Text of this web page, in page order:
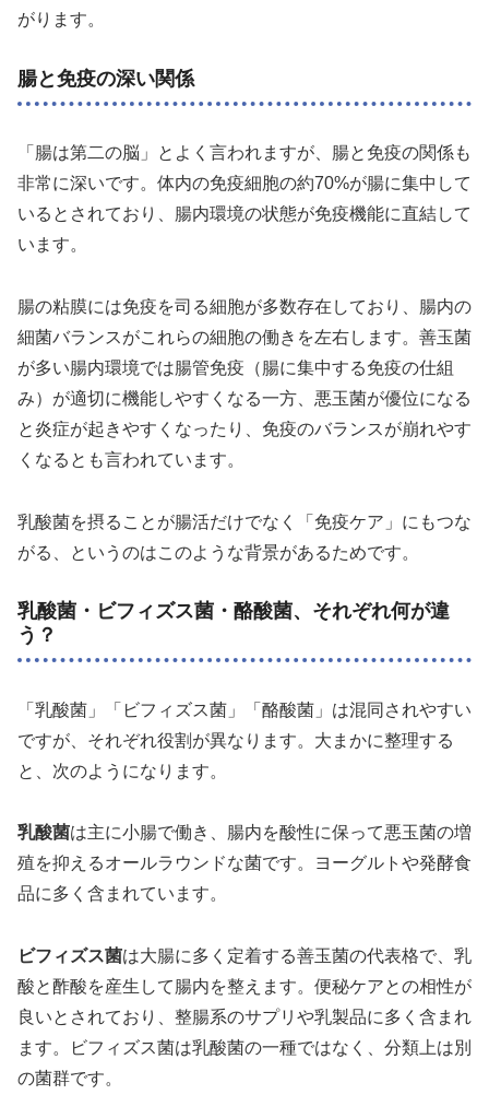
がります。
腸と免疫の深い関係
「腸は第二の脳」とよく言われますが、腸と免疫の関係も
非常に深いです。体内の免疫細胞の約70%が腸に集中して
いるとされており、腸内環境の状態が免疫機能に直結して
います。
腸の粘膜には免疫を司る細胞が多数存在しており、腸内の
細菌バランスがこれらの細胞の働きを左右します。善玉菌
が多い腸内環境では腸管免疫（腸に集中する免疫の仕組
み）が適切に機能しやすくなる一方、悪玉菌が優位になる
と炎症が起きやすくなったり、免疫のバランスが崩れやす
くなるとも言われています。
乳酸菌を摂ることが腸活だけでなく「免疫ケア」にもつな
がる、というのはこのような背景があるためです。
乳酸菌・ビフィズス菌・酪酸菌、それぞれ何が違
う？
「乳酸菌」「ビフィズス菌」「酪酸菌」は混同されやすい
ですが、それぞれ役割が異なります。大まかに整理する
と、次のようになります。
乳酸菌は主に小腸で働き、腸内を酸性に保って悪玉菌の増
殖を抑えるオールラウンドな菌です。ヨーグルトや発酵食
品に多く含まれています。
ビフィズス菌は大腸に多く定着する善玉菌の代表格で、乳
酸と酢酸を産生して腸内を整えます。便秘ケアとの相性が
良いとされており、整腸系のサプリや乳製品に多く含まれ
ます。ビフィズス菌は乳酸菌の一種ではなく、分類上は別
の菌群です。